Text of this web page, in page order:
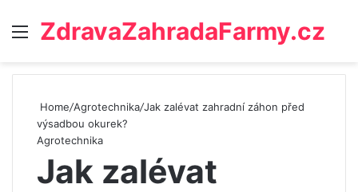
Menu
ZdravaZahradaFarmy.cz
Home/Agrotechnika/Jak zalévat zahradní záhon před
výsadbou okurek?
Agrotechnika
Jak zalévat